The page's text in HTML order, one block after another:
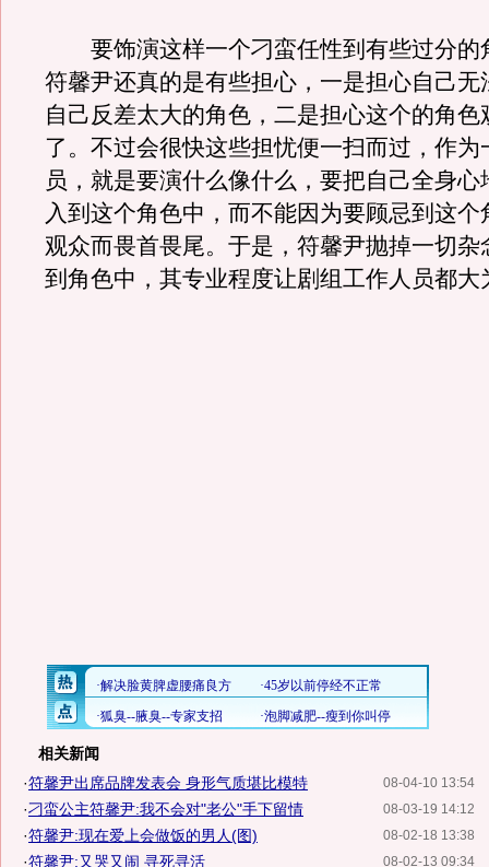
要饰演这样一个刁蛮任性到有些过分的
符馨尹还真的是有些担心，一是担心自己无
自己反差太大的角色，二是担心这个的角色
了。不过会很快这些担忧便一扫而过，作为
员，就是要演什么像什么，要把自己全身心
入到这个角色中，而不能因为要顾忌到这个
观众而畏首畏尾。于是，符馨尹抛掉一切杂
到角色中，其专业程度让剧组工作人员都大
相关新闻
08-04-10 13:54
·符馨尹出席品牌发表会 身形气质堪比模特
08-03-19 14:12
·刁蛮公主符馨尹:我不会对"老公"手下留情
08-02-18 13:38
·符馨尹:现在爱上会做饭的男人(图)
08-02-13 09:34
·符馨尹:又哭又闹 寻死寻活